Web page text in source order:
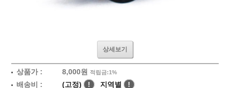
상세보기
상품가 : 8,000원 적립금:1%
배송비 : (고정) ! 지역별 !